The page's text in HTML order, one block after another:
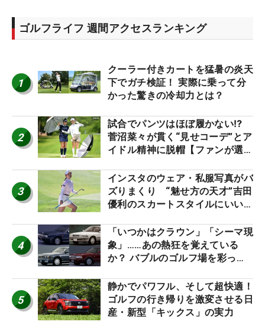
ゴルフライフ 週間アクセスランキング
1
クーラー付きカートを猛暑の炎天
下でガチ検証！ 実際に乗って分
かった驚きの冷却力とは？
2
試合でパンツはほぼ履かない⁉
菅沼菜々が貫く“見せコーデ”とア
イドル精神に脱帽【ファンが選ぶ
3
インスタのウェア・私服写真がバ
ズりまくり “魅せ方の天才”吉田
優利のスカートスタイルにいい
4
「いつかはクラウン」「シーマ現
象」……あの熱狂を覚えている
か？ バブルのゴルフ場を彩った
5
静かでパワフル、そして超快適！
ゴルフの行き帰りを激変させる日
産・新型「キックス」の実力